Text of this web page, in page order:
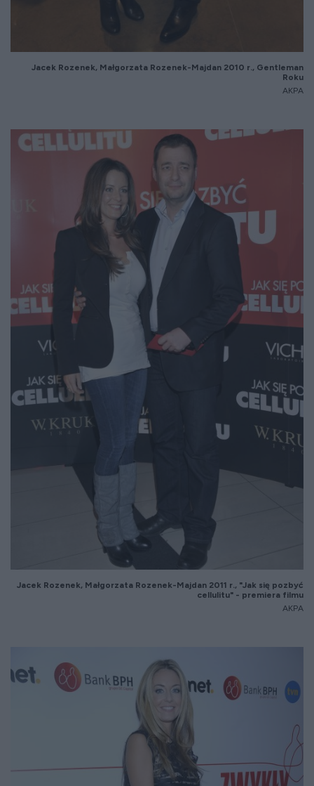
Jacek Rozenek, Małgorzata Rozenek-Majdan 2010 r., Gentleman
Roku
AKPA
Jacek Rozenek, Małgorzata Rozenek-Majdan 2011 r., "Jak się pozbyć
cellulitu" - premiera filmu
AKPA